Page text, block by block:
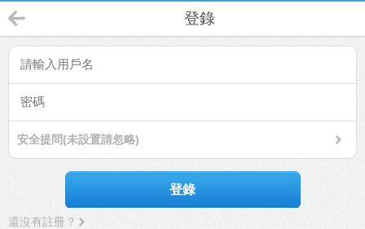
登錄
安全提問(未設置請忽略)
登錄
還沒有註冊？